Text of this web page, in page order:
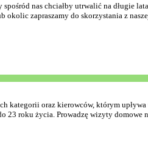
nas chciałby utrwalić na długie
okolic zapraszamy do skorzystania z
kategorii oraz kierowców, którym upływa
23 roku życia. Prowadzę wizyty domowe